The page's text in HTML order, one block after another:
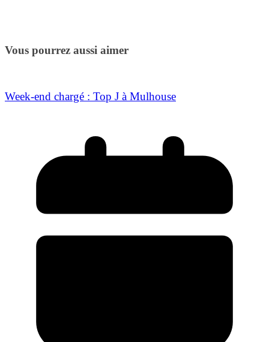
Vous pourrez aussi aimer
Week-end chargé : Top J à Mulhouse